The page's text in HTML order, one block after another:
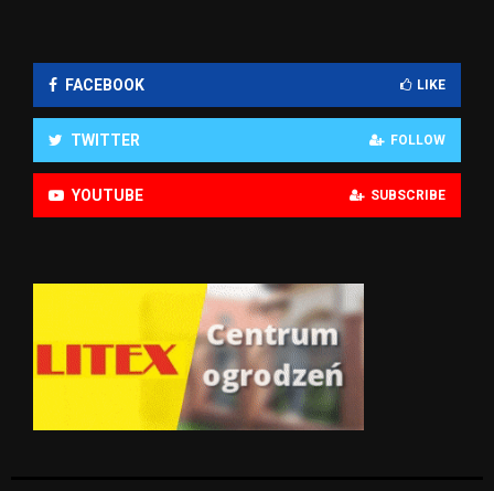
FACEBOOK LIKE
TWITTER FOLLOW
YOUTUBE SUBSCRIBE